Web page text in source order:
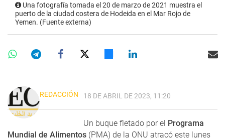
Una fotografía tomada el 20 de marzo de 2021 muestra el
puerto de la ciudad costera de Hodeida en el Mar Rojo de
Yemen. (Fuente externa)
REDACCIÓN 18 DE ABRIL DE 2023, 11:20
Un buque fletado por el Programa
Mundial de Alimentos (PMA) de la ONU atracó este lunes